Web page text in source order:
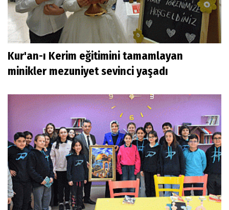
Kur'an-ı Kerim eğitimini tamamlayan
minikler mezuniyet sevinci yaşadı